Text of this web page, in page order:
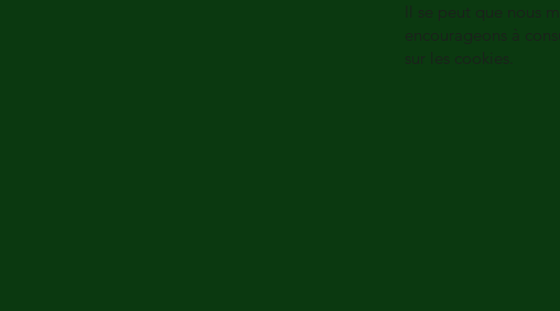
Il se peut que nous
encourageons à
sur les cookies.